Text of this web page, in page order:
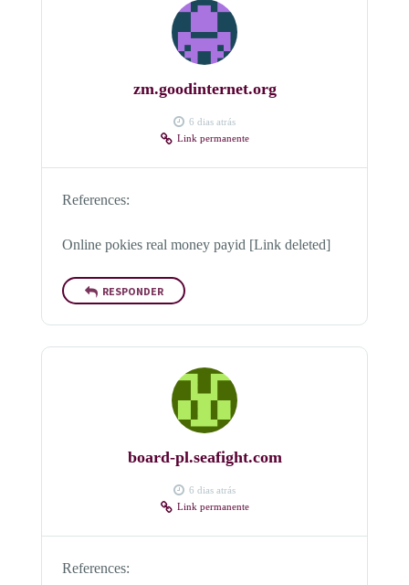
zm.goodinternet.org
6 dias atrás
Link permanente
References:
Online pokies real money payid [Link deleted]
RESPONDER
board-pl.seafight.com
6 dias atrás
Link permanente
References: